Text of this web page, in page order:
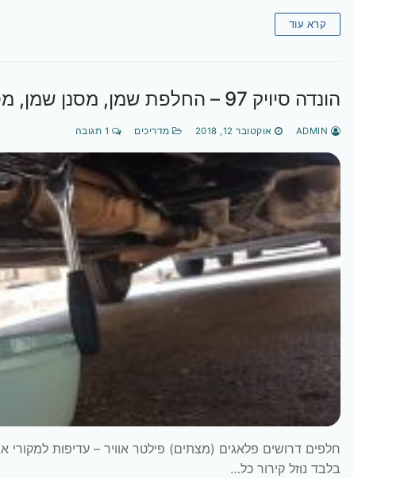
קרא עוד
הונדה סיויק 97 – החלפת שמן, מסנן שמן, מסנן אוויר, מצתים ונוזל קירור
אוקטובר 12, 2018 מדריכים
בלבד נוזל קירור כל…